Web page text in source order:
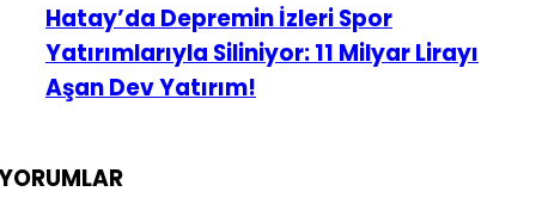
Hatay’da Depremin İzleri Spor
Yatırımlarıyla Siliniyor: 11 Milyar Lirayı
Aşan Dev Yatırım!